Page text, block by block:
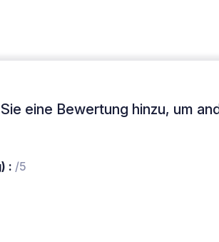
eine Bewertung hinzu, um
: /5